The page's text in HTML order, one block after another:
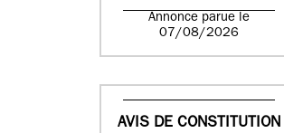
Annonce parue le
07/08/2026
AVIS DE CONSTITUTION